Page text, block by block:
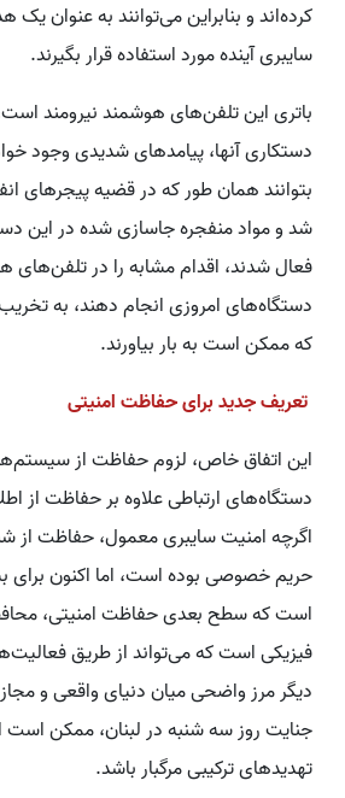
کرده‌اند و بنابراین می‌توانند به
سایبری آینده مورد استفاده قرار بگیرند.
باتری این تلفن‌های هوشمند نیرومند
دستکاری آنها، پیامدهای شدیدی وجود
بتوانند همان طور که در قضیه پیجرهای
شد و مواد منفجره جاسازی شده در این
فعال شدند، اقدام مشابه را در تلفن‌های
دستگاه‌های امروزی انجام دهند، به
که ممکن است به بار بیاورند.
تعریف جدید برای حفاظت امنیتی
این اتفاق خاص، لزوم حفاظت از
دستگاه‌های ارتباطی علاوه بر حفاظت از
اگرچه امنیت سایبری معمول، حفاظت از
حریم خصوصی بوده است، اما اکنون
است که سطح بعدی حفاظت امنیتی،
فیزیکی است که می‌تواند از طریق
دیگر مرز واضحی میان دنیای واقعی و
جنایت روز سه شنبه در لبنان، ممکن است
تهدیدهای ترکیبی مرگبار باشد.